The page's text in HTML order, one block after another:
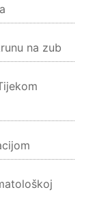
na zub